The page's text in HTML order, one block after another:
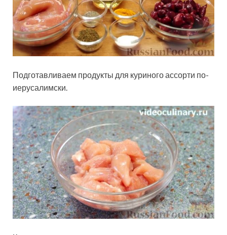
Подготавливаем продукты для куриного ассорти по-
иерусалимски.